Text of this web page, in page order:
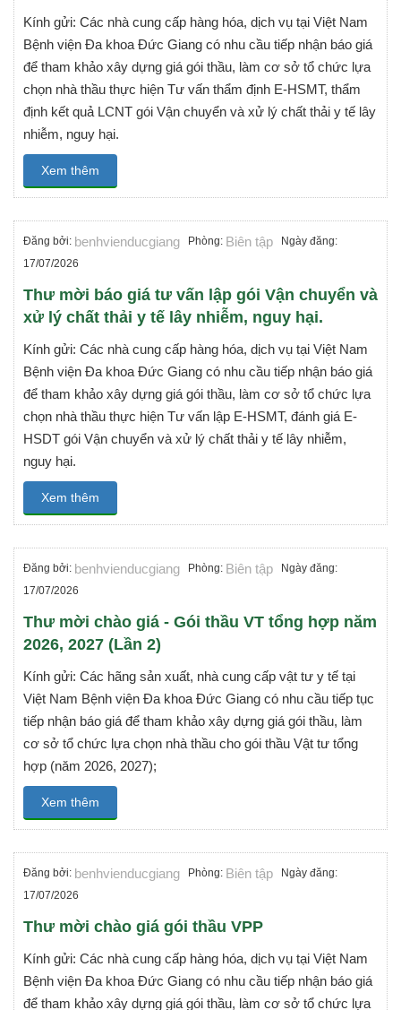
Kính gửi: Các nhà cung cấp hàng hóa, dịch vụ tại Việt Nam
Bệnh viện Đa khoa Đức Giang có nhu cầu tiếp nhận báo giá
để tham khảo xây dựng giá gói thầu, làm cơ sở tổ chức lựa
chọn nhà thầu thực hiện Tư vấn thẩm định E-HSMT, thẩm
định kết quả LCNT gói Vận chuyển và xử lý chất thải y tế lây
nhiễm, nguy hại.
Xem thêm
Đăng bởi: benhvienducgiang Phòng: Biên tập Ngày đăng:
17/07/2026
Thư mời báo giá tư vấn lập gói Vận chuyển và
xử lý chất thải y tế lây nhiễm, nguy hại.
Kính gửi: Các nhà cung cấp hàng hóa, dịch vụ tại Việt Nam
Bệnh viện Đa khoa Đức Giang có nhu cầu tiếp nhận báo giá
để tham khảo xây dựng giá gói thầu, làm cơ sở tổ chức lựa
chọn nhà thầu thực hiện Tư vấn lập E-HSMT, đánh giá E-
HSDT gói Vận chuyển và xử lý chất thải y tế lây nhiễm,
nguy hại.
Xem thêm
Đăng bởi: benhvienducgiang Phòng: Biên tập Ngày đăng:
17/07/2026
Thư mời chào giá - Gói thầu VT tổng hợp năm
2026, 2027 (Lần 2)
Kính gửi: Các hãng sản xuất, nhà cung cấp vật tư y tế tại
Việt Nam Bệnh viện Đa khoa Đức Giang có nhu cầu tiếp tục
tiếp nhận báo giá để tham khảo xây dựng giá gói thầu, làm
cơ sở tổ chức lựa chọn nhà thầu cho gói thầu Vật tư tổng
hợp (năm 2026, 2027);
Xem thêm
Đăng bởi: benhvienducgiang Phòng: Biên tập Ngày đăng:
17/07/2026
Thư mời chào giá gói thầu VPP
Kính gửi: Các nhà cung cấp hàng hóa, dịch vụ tại Việt Nam
Bệnh viện Đa khoa Đức Giang có nhu cầu tiếp nhận báo giá
để tham khảo xây dựng giá gói thầu, làm cơ sở tổ chức lựa